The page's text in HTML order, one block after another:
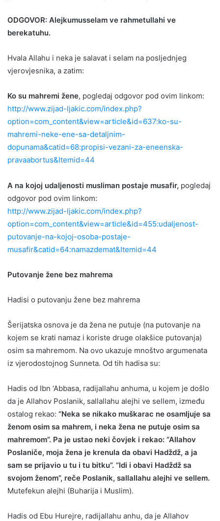
ODGOVOR: Alejkumusselam ve rahmetullahi ve
berekatuhu.
Hvala Allahu i neka je salavat i selam na posljednjeg
vjerovjesnika, a zatim:
Ko su mahremi žene, pogledaj odgovor pod ovim linkom:
http://www.zijad-ljakic.com/index.php?
option=com_content&view=article&id=637:ko-su-
mahremi-neke-ene-sa-detaljnim-
dopunama&catid=68:propisi-vezani-za-eneenska-
pravaabortus&Itemid=44
A na kojoj udaljenosti musliman postaje musafir, pogledaj
odgovor pod ovim linkom:
http://www.zijad-ljakic.com/index.php?
option=com_content&view=article&id=455:udaljenost-
putovanje-na-kojoj-osoba-postaje-
musafir&catid=64:namazdemat&Itemid=44
Putovanje žene bez mahrema
Hadisi o putovanju žene bez mahrema
Šerijatska osnova je da žena ne putuje (na putovanje na
kojem se krati namaz i koriste druge olakšice putovanja)
osim sa mahremom. Na ovo ukazuje mnoštvo argumenata
iz vjerodostojnog Sunneta. Od tih hadisa su:
Hadis od Ibn ‘Abbasa, radijallahu anhuma, u kojem je došlo
da je Allahov Poslanik, sallallahu alejhi ve sellem, između
ostalog rekao: “Neka se nikako muškarac ne osamljuje sa
ženom osim sa mahrem, i neka žena ne putuje osim sa
mahremom”. Pa je ustao neki čovjek i rekao: “Allahov
Poslaniče, moja žena je krenula da obavi Hadždž, a ja
sam se prijavio u tu i tu bitku”. “Idi i obavi Hadždž sa
svojom ženom”, reče Poslanik, sallallahu alejhi ve sellem.
Mutefekun alejhi (Buharija i Muslim).
Hadis od Ebu Hurejre, radijallahu anhu, da je Allahov